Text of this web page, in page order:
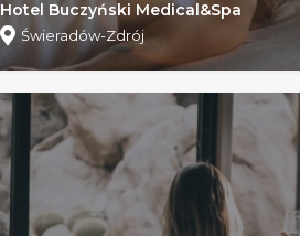
Hotel Buczyński Medical&Spa
Świeradów-Zdrój